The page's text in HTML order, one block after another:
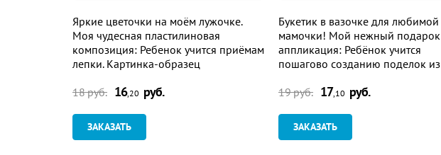
Яркие цветочки на моём лужочке.
Моя чудесная пластилиновая
композиция: Ребенок учится приёмам
лепки. Картинка-образец
18 руб. 16,20 руб.
ЗАКАЗАТЬ
Букетик в вазочке для любимой
мамочки! Мой нежный подарок
аппликация: Ребёнок учится
пошагово созданию поделок из
19 руб. 17,10 руб.
ЗАКАЗАТЬ